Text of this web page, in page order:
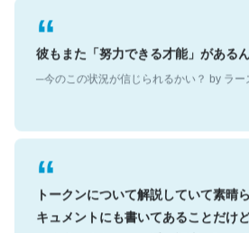
彼もまた「努力できる才能」がある
─今のこの状況が信じられるかい？ by ラー
トークンについて解説していて素晴
キュメントにも書いてあることだけ